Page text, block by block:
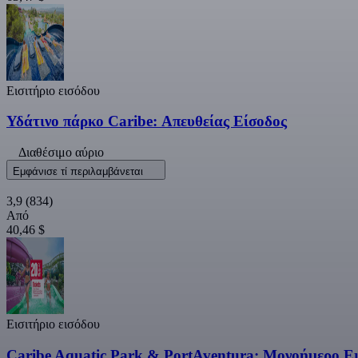
Εισιτήριο εισόδου
Υδάτινο πάρκο Caribe: Απευθείας Είσοδος
Διαθέσιμο αύριο
Εμφάνισε τί περιλαμβάνεται
3,9 (834)
Από
40,46 $
Εισιτήριο εισόδου